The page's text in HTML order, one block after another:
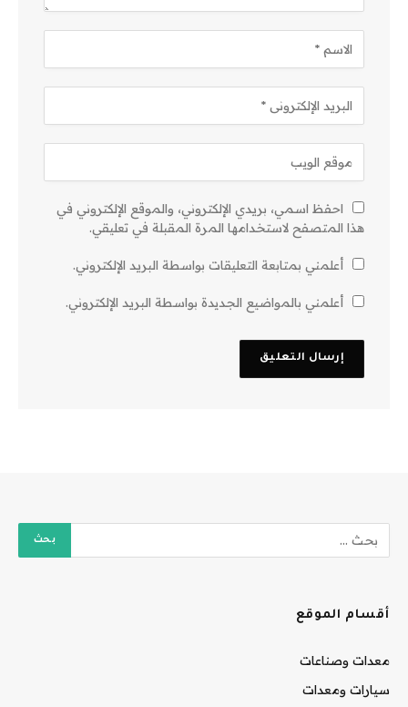
احفظ اسمي، بريدي الإلكتروني، والموقع الإلكتروني في
هذا المتصفح لاستخدامها المرة المقبلة في تعليقي.
أعلمني بمتابعة التعليقات بواسطة البريد الإلكتروني.
أعلمني بالمواضيع الجديدة بواسطة البريد الإلكتروني.
أقسام الموقع
معدات وصناعات
سيارات ومعدات